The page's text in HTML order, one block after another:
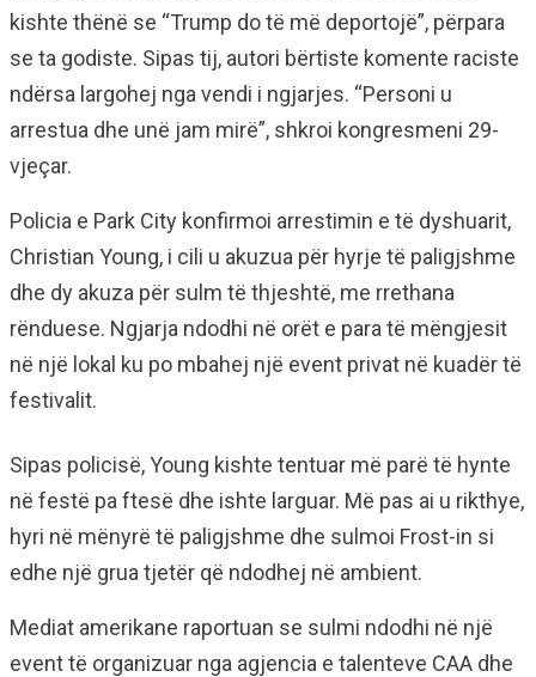
kishte thënë se “Trump do të më deportojë”, përpara
se ta godiste. Sipas tij, autori bërtiste komente raciste
ndërsa largohej nga vendi i ngjarjes. “Personi u
arrestua dhe unë jam mirë”, shkroi kongresmeni 29-
vjeçar.
Policia e Park City konfirmoi arrestimin e të dyshuarit,
Christian Young, i cili u akuzua për hyrje të paligjshme
dhe dy akuza për sulm të thjeshtë, me rrethana
rënduese. Ngjarja ndodhi në orët e para të mëngjesit
në një lokal ku po mbahej një event privat në kuadër të
festivalit.
Sipas policisë, Young kishte tentuar më parë të hynte
në festë pa ftesë dhe ishte larguar. Më pas ai u rikthye,
hyri në mënyrë të paligjshme dhe sulmoi Frost-in si
edhe një grua tjetër që ndodhej në ambient.
Mediat amerikane raportuan se sulmi ndodhi në një
event të organizuar nga agjencia e talenteve CAA dhe